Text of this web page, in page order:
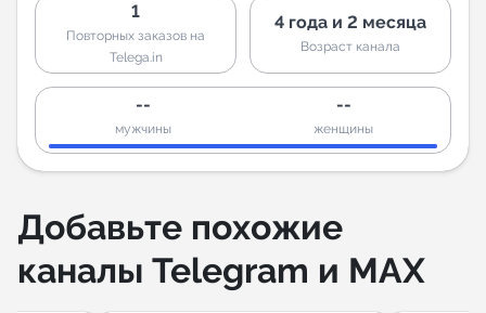
1
Повторных заказов на
Telega.in
4 года и 2 месяца
Возраст канала
--
мужчины
--
женщины
Добавьте похожие
каналы Telegram и MAX